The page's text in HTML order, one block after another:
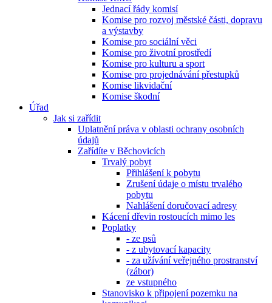
Jednací řády komisí
Komise pro rozvoj městské části, dopravu
a výstavby
Komise pro sociální věci
Komise pro životní prostředí
Komise pro kulturu a sport
Komise pro projednávání přestupků
Komise likvidační
Komise škodní
Úřad
Jak si zařídit
Uplatnění práva v oblasti ochrany osobních
údajů
Zařídíte v Běchovicích
Trvalý pobyt
Přihlášení k pobytu
Zrušení údaje o místu trvalého
pobytu
Nahlášení doručovací adresy
Kácení dřevin rostoucích mimo les
Poplatky
- ze psů
- z ubytovací kapacity
- za užívání veřejného prostranství
(zábor)
ze vstupného
Stanovisko k připojení pozemku na